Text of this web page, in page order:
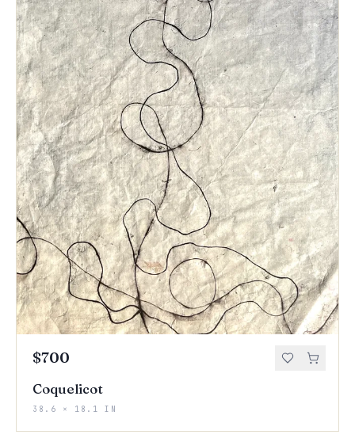
$700
Coquelicot
38.6 × 18.1 IN